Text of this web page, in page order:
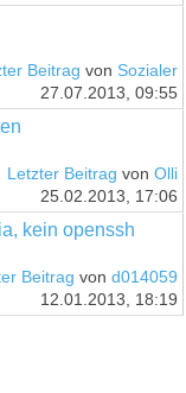
Beitrag von Sozialer
27.07.2013, 09:55
Letzter Beitrag von Olli
25.02.2013, 17:06
kein openssh
Beitrag von d014059
12.01.2013, 18:19